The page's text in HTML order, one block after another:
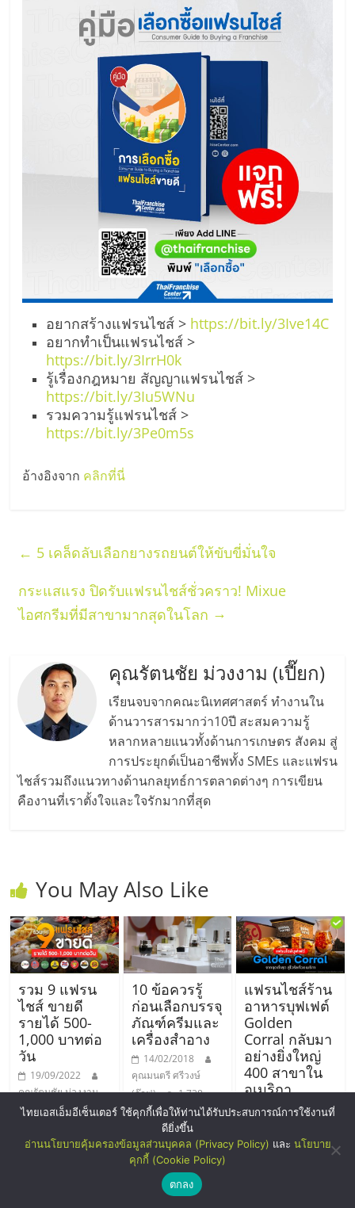
อยากสร้างแฟรนไชส์ > https://bit.ly/3Ive14C
อยากทำเป็นแฟรนไชส์ >
https://bit.ly/3IrrH0k
รู้เรื่องกฎหมาย สัญญาแฟรนไชส์ >
https://bit.ly/3Iu5WNu
รวมความรู้แฟรนไชส์ >
https://bit.ly/3Pe0m5s
อ้างอิงจาก คลิกที่นี่
← 5 เคล็ดลับเลือกยางรถยนต์ให้ขับขี่มั่นใจ
กระแสแรง ปิดรับแฟรนไชส์ชั่วคราว! Mixue
ไอศกรีมที่มีสาขามากสุดในโลก →
คุณรัตนชัย ม่วงงาม (เปี๊ยก)
เรียนจบจากคณะนิเทศศาสตร์ ทำงานใน
ด้านวารสารมากว่า10ปี สะสมความรู้
หลากหลายแนวทั้งด้านการเกษตร สังคม สู่
การประยุกต์เป็นอาชีพทั้ง SMEs และแฟรน
ไชส์รวมถึงแนวทางด้านกลยุทธ์การตลาดต่างๆ การเขียน
คืองานที่เราตั้งใจและใจรักมากที่สุด
You May Also Like
รวม 9 แฟรน
ไชส์ ขายดี
รายได้ 500-
1,000 บาทต่อ
วัน
19/09/2022
คุณรัตนชัย ม่วงงาม
(เปี๊ยก)
705
10 ข้อควรรู้
ก่อนเลือกบรรจุ
ภัณฑ์ครีมและ
เครื่องสำอาง
14/02/2018
คุณมนตรี ศรีวงษ์
(อ๊อฟ)
1,738
views
แฟรนไชส์ร้าน
อาหารบุฟเฟต์
Golden
Corral กลับมา
อย่างยิ่งใหญ่
400 สาขาใน
อเมริกา
01/08/2025
(อ๊อฟ)
396
ไทยเอสเอ็มอีเซ็นเตอร์ ใช้คุกกี้เพื่อให้ท่านได้รับประสบการณ์การใช้งานที่
ดียิ่งขึ้น
อ่านนโยบายคุ้มครองข้อมูลส่วนบุคคล (Privacy Policy) และ นโยบาย
คุกกี้ (Cookie Policy)
ตกลง